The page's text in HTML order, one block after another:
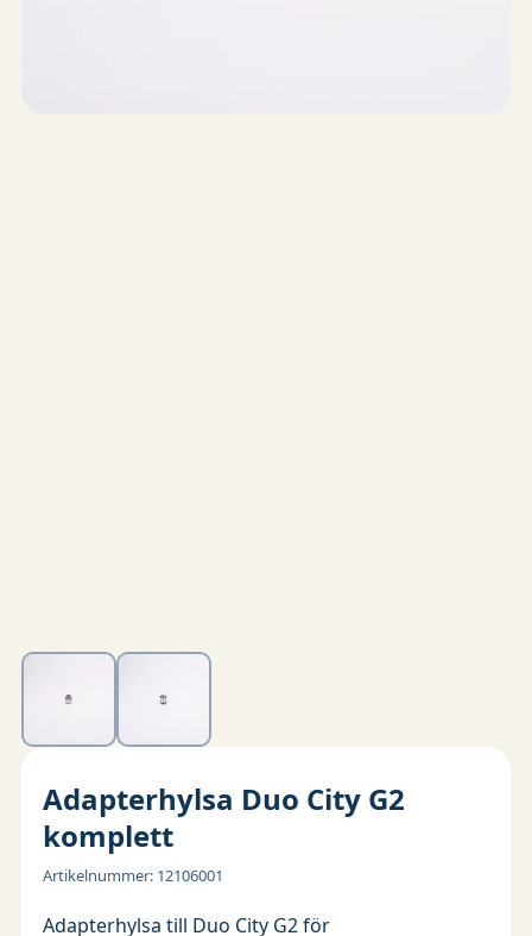
Adapterhylsa Duo City G2
komplett
Artikelnummer: 12106001
Adapterhylsa till Duo City G2 för